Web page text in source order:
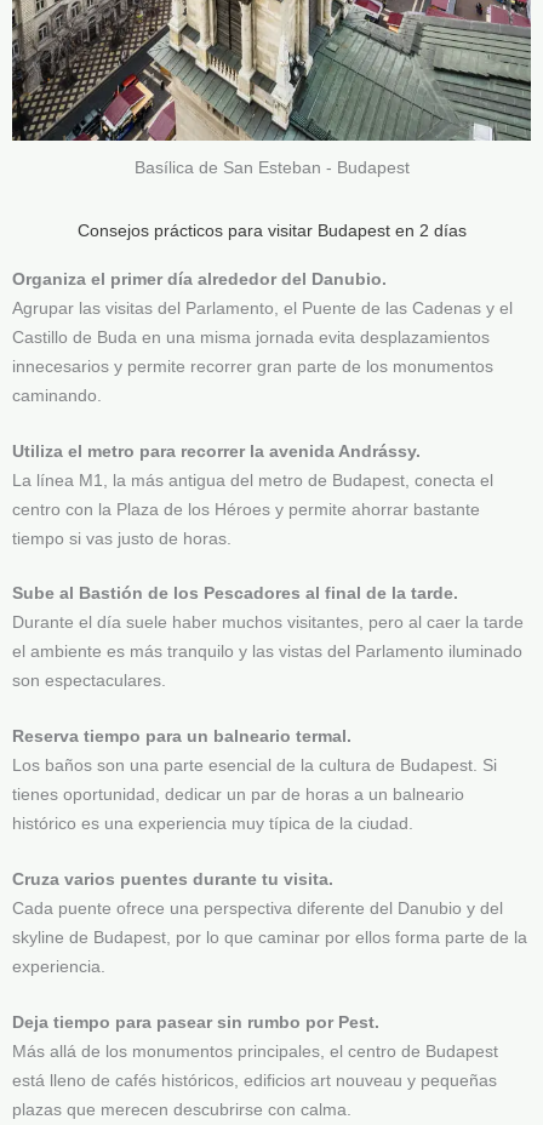
Basílica de San Esteban - Budapest
Consejos prácticos para visitar Budapest en 2 días
Organiza el primer día alrededor del Danubio.
Agrupar las visitas del Parlamento, el Puente de las Cadenas y el
Castillo de Buda en una misma jornada evita desplazamientos
innecesarios y permite recorrer gran parte de los monumentos
caminando.
Utiliza el metro para recorrer la avenida Andrássy.
La línea M1, la más antigua del metro de Budapest, conecta el
centro con la Plaza de los Héroes y permite ahorrar bastante
tiempo si vas justo de horas.
Sube al Bastión de los Pescadores al final de la tarde.
Durante el día suele haber muchos visitantes, pero al caer la tarde
el ambiente es más tranquilo y las vistas del Parlamento iluminado
son espectaculares.
Reserva tiempo para un balneario termal.
Los baños son una parte esencial de la cultura de Budapest. Si
tienes oportunidad, dedicar un par de horas a un balneario
histórico es una experiencia muy típica de la ciudad.
Cruza varios puentes durante tu visita.
Cada puente ofrece una perspectiva diferente del Danubio y del
skyline de Budapest, por lo que caminar por ellos forma parte de la
experiencia.
Deja tiempo para pasear sin rumbo por Pest.
Más allá de los monumentos principales, el centro de Budapest
está lleno de cafés históricos, edificios art nouveau y pequeñas
plazas que merecen descubrirse con calma.